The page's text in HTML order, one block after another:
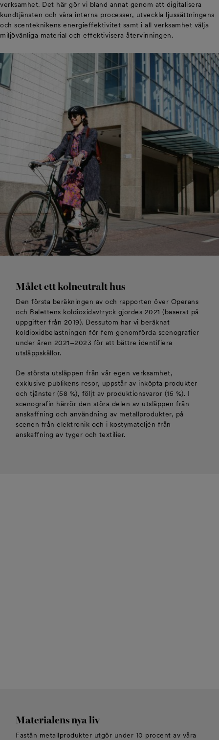
verksamhet. Det här gör vi bland annat genom att digitalisera
kundtjänsten och våra interna processer, utveckla ljussättningens
och scenteknikens energieffektivitet samt i all verksamhet välja
miljövänliga material och effektivisera återvinningen.
Målet ett kolneutralt hus
Den första beräkningen av och rapporten över Operans
och Balettens koldioxidavtryck gjordes 2021 (baserat på
uppgifter från 2019). Dessutom har vi beräknat
koldioxidbelastningen för fem genomförda scenografier
under åren 2021–2023 för att bättre identifiera
utsläppskällor.
De största utsläppen från vår egen verksamhet,
exklusive publikens resor, uppstår av inköpta produkter
och tjänster (58 %), följt av produktionsvaror (15 %). I
scenografin härrör den störa delen av utsläppen från
anskaffning och användning av metallprodukter, på
scenen från elektronik och i kostymateljén från
anskaffning av tyger och textilier.
Materialens nya liv
Fastän metallprodukter utgör under 10 procent av våra